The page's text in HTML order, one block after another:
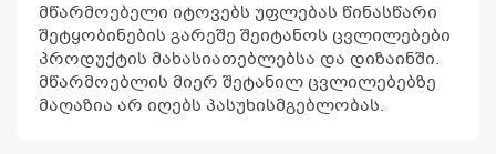
მწარმოებელი იტოვებს უფლებას წინასწარი
შეტყობინების გარეშე შეიტანოს ცვლილებები
პროდუქტის მახასიათებლებსა და დიზაინში.
მწარმოებლის მიერ შეტანილ ცვლილებებზე
მაღაზია არ იღებს პასუხისმგებლობას.